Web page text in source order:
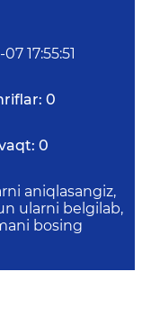
17:55:51
0
0
aniqlasangiz,
ularni belgilab,
bosing